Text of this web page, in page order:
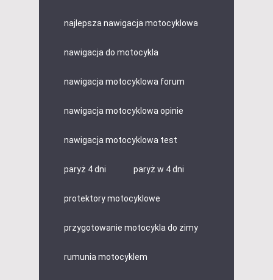
najlepsza nawigacja motocyklowa
nawigacja do motocykla
nawigacja motocyklowa forum
nawigacja motocyklowa opinie
nawigacja motocyklowa test
paryż 4 dni paryż w 4 dni
protektory motocyklowe
przygotowanie motocykla do zimy
rumunia motocyklem